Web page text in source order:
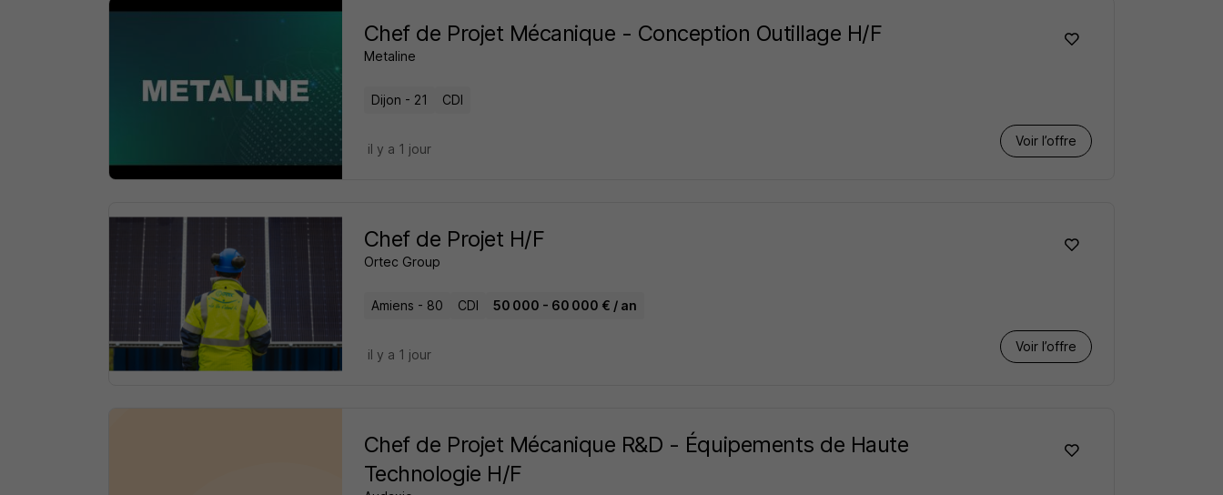
Chef de Projet Mécanique - Conception Outillage H/F
Metaline
Dijon - 21 CDI
Voir l’offre
il y a 1 jour
Chef de Projet H/F
Ortec Group
Amiens - 80 CDI 50 000 - 60 000 € / an
Voir l’offre
il y a 1 jour
Chef de Projet Mécanique R&D - Équipements de Haute
Technologie H/F